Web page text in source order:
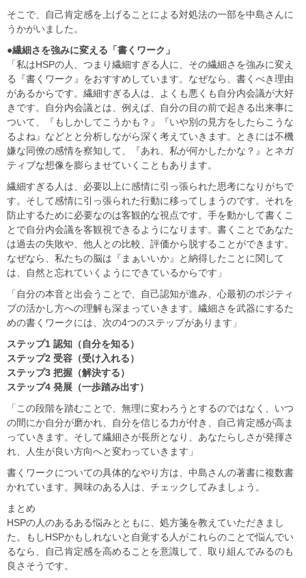
そこで、自己肯定感を上げることによる対処法の一部を中島さんに
うかがいました。
●繊細さを強みに変える「書くワーク」
「私はHSPの人、つまり繊細すぎる人に、その繊細さを強みに変え
る『書くワーク』をおすすめしています。なぜなら、書くべき理由
があるからです。繊細すぎる人は、よくも悪くも自分内会議が大好
きです。自分内会議とは、例えば、自分の目の前で起きる出来事に
ついて、『もしかしてこうかも？』『いや別の見方をしたらこうな
るよね』などとと分析しながら深く考えていきます。ときには不機
嫌な同僚の感情を察知して、『あれ、私が何かしたかな？』とネガ
ティブな想像を膨らませていくこともあります。
繊細すぎる人は、必要以上に感情に引っ張られた思考になりがちで
す。そして感情に引っ張られた行動に移ってしまうのです。それを
防止するために必要なのは客観的な視点です。手を動かして書くこ
とで自分内会議を客観視できるようになります。書くことであなた
は過去の失敗や、他人との比較、評価から脱することができます。
なぜなら、私たちの脳は『まぁいいか』と納得したことに関して
は、自然と忘れていくようにできているからです」
「自分の本音と出会うことで、自己認知が進み、心最初のポジティ
ブの活かし方への理解も深まっていきます。繊細さを武器にするた
めの書くワークには、次の4つのステップがあります」
ステップ1 認知（自分を知る）
ステップ2 受容（受け入れる）
ステップ3 把握（解決する）
ステップ4 発展（一歩踏み出す）
「この段階を踏むことで、無理に変わろうとするのではなく、いつ
の間にか自分が磨かれ、自分を信じる力が付き、自己肯定感が高ま
っていきます。そして繊細さが長所となり、あなたらしさが発揮さ
れ、人生が良い方向へと変わっていきます」
書くワークについての具体的なやり方は、中島さんの著書に複数書
かれています。興味のある人は、チェックしてみましょう。
まとめ
HSPの人のあるある悩みとともに、処方箋を教えていただきまし
た。もしHSPかもしれないと自覚する人がこれらのことで悩んでい
るなら、自己肯定感を高めることを意識して、取り組んでみるのも
良さそうです。